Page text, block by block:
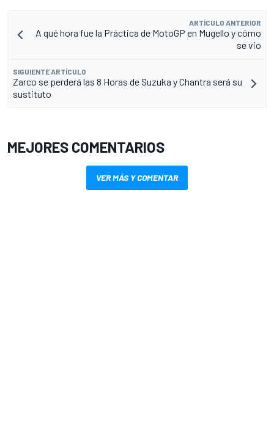
ARTÍCULO ANTERIOR
A qué hora fue la Práctica de MotoGP en Mugello y cómo
se vio
SIGUIENTE ARTÍCULO
Zarco se perderá las 8 Horas de Suzuka y Chantra será su
sustituto
MEJORES COMENTARIOS
VER MÁS Y COMENTAR